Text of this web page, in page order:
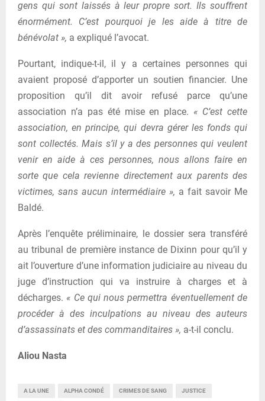
gens qui sont laissés à leur propre sort. Ils souffrent
énormément. C’est pourquoi je les aide à titre de
bénévolat », a expliqué l’avocat.
Pourtant, indique-t-il, il y a certaines personnes qui
avaient proposé d’apporter un soutien financier. Une
proposition qu’il dit avoir refusé parce qu’une
association n’a pas été mise en place. « C’est cette
association, en principe, qui devra gérer les fonds qui
sont collectés. Mais s’il y a des personnes qui veulent
venir en aide à ces personnes, nous allons faire en
sorte que cela revienne directement aux parents des
victimes, sans aucun intermédiaire », a fait savoir Me
Baldé.
Après l’enquête préliminaire, le dossier sera transféré
au tribunal de première instance de Dixinn pour qu’il y
ait l’ouverture d’une information judiciaire au niveau du
juge d’instruction qui va instruire à charges et à
décharges. « Ce qui nous permettra éventuellement de
procéder à des inculpations au niveau des auteurs
d’assassinats et des commanditaires », a-t-il conclu.
Aliou Nasta
A LA UNE ALPHA CONDÉ CRIMES DE SANG JUSTICE